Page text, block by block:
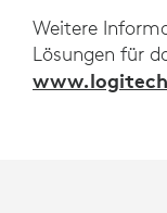
Weitere
Lösungen für